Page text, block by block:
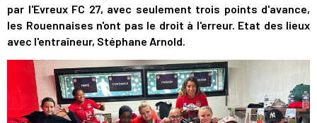
par l'Evreux FC 27, avec seulement trois points d'avance,
les Rouennaises n'ont pas le droit à l'erreur. Etat des lieux
avec l'entraîneur, Stéphane Arnold.